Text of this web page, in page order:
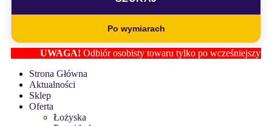
Po wymiarach
UWAGA!Odbiór osobisty towaru tylko po wcześniejszym
Strona Główna
Aktualności
Sklep
Oferta
Łożyska